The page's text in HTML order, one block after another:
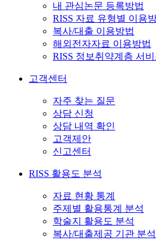
내 관심논문 등록방법
RISS 자료 유형별 이용
복사/대출 이용방법
해외전자자료 이용방법
RISS 정보취약계층 서
고객센터
자주 찾는 질문
상담 신청
상담 내역 확인
고객제안
신고센터
RISS 활용도 분석
자료 현황 통계
주제별 활용통계 분석
학술지 활용도 분석
복사/대출제공 기관 분석